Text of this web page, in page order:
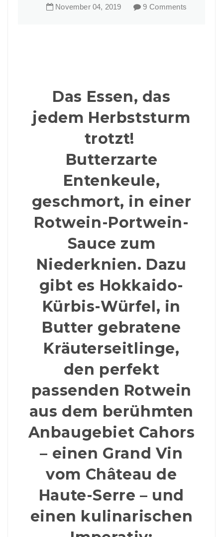
November 04, 2019 9 Comments
Das Essen, das
jedem Herbststurm
trotzt!
Butterzarte
Entenkeule,
geschmort, in einer
Rotwein-Portwein-
Sauce zum
Niederknien. Dazu
gibt es Hokkaido-
Kürbis-Würfel, in
Butter gebratene
Kräuterseitlinge,
den perfekt
passenden Rotwein
aus dem berühmten
Anbaugebiet Cahors
– einen Grand Vin
vom Château de
Haute-Serre – und
einen kulinarischen